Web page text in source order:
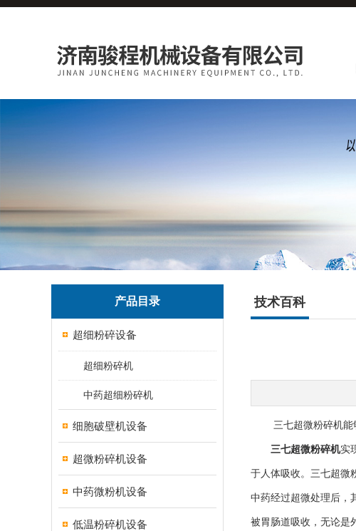
产品目录
超细粉碎设备
超细粉碎机
中药超细粉碎机
细胞破壁机设备
超微粉碎机设备
中药微粉机设备
低温粉碎机设备
技术百科
三七超微粉碎机能
三七超微粉碎机实
于人体吸收。三七超微
中药经过超微处理后，
被胃肠道吸收，无论是